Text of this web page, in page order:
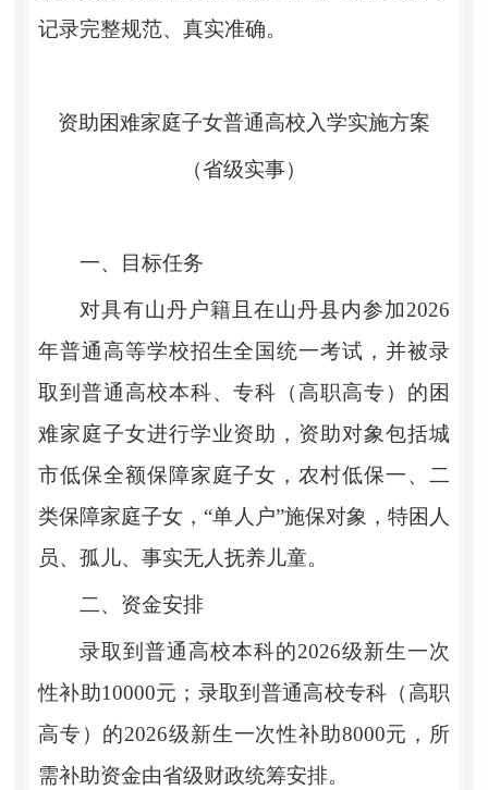
记录完整规范、真实准确。
资助困难家庭子女普通高校入学实施方案
（省级实事）
一、目标任务
对具有山丹 户籍且在山丹县内参加2026
年普通高等学校招生全国统一考试，并被录
取到普通高校本科、专科（高职高专）的困
难家庭子女进行学业资助 ， 资助对象包括城
市低保全额保障家庭子女，农村低保一、二
类保障家庭子女， “单人户”施保对象，特困人
员、孤儿、事实无人抚养儿童。
二、资金安排
录取到普通高校本科的2026级新生一次
性补助10000元；录取到普通高校专科（高职
高专）的2026级新生一次性补助8000元 ， 所
需补助资金由省级财政统筹安排。